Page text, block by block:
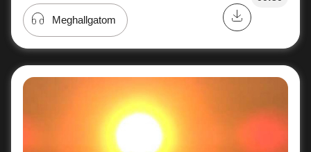
Meghallgatom